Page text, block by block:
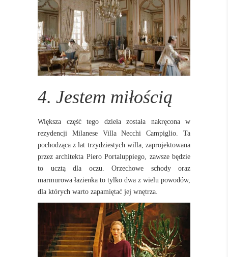
4. Jestem miłością
Większa część tego dzieła została nakręcona w
rezydencji Milanese Villa Necchi Campiglio. Ta
pochodząca z lat trzydziestych willa, zaprojektowana
przez architekta Piero Portaluppiego, zawsze będzie
to ucztą dla oczu. Orzechowe schody oraz
marmurowa łazienka to tylko dwa z wielu powodów,
dla których warto zapamiętać jej wnętrza.